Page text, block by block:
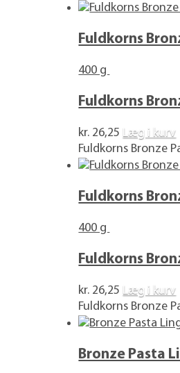
Fuldkorns
400 g
Fuldkorns
kr. 26,25 Læg i kurv
Fuldkorns Bronze
Fuldkorns
400 g
Fuldkorns
kr. 26,25 Læg i kurv
Fuldkorns Bronze
Bronze Pasta